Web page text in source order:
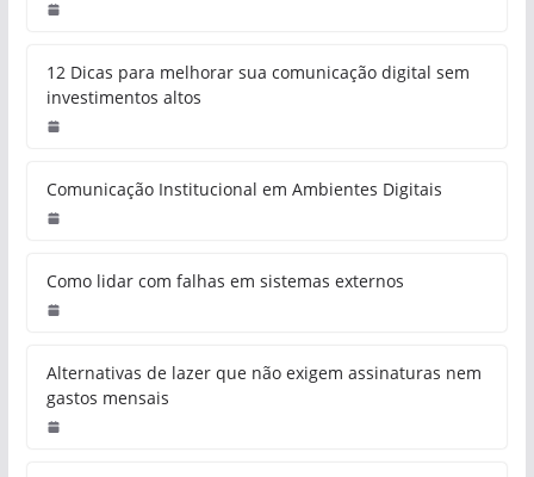
12 Dicas para melhorar sua comunicação digital sem
investimentos altos
Comunicação Institucional em Ambientes Digitais
Como lidar com falhas em sistemas externos
Alternativas de lazer que não exigem assinaturas nem
gastos mensais